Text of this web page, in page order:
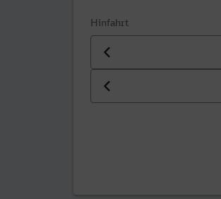
Hinfahrt
Datum der Hinfahrt
Uhrzeit der Hinfahrt